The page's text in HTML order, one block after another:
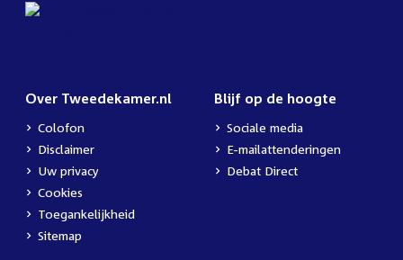
Over Tweedekamer.nl
Colofon
Disclaimer
Uw privacy
Cookies
Toegankelijkheid
Sitemap
Blijf op de hoogte
Sociale media
E-mailattenderingen
Debat Direct